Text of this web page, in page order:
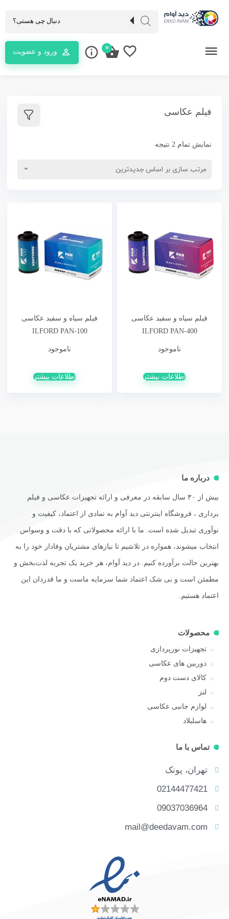
ورود و عضویت 0
فیلم عکاسی
نمایش تمام 2 نتیجه
فیلم سیاه و سفید عکاسی
ILFORD PAN-400
ناموجود
اطلاعات بیشتر
فیلم سیاه و سفید عکاسی
ILFORD PAN-100
ناموجود
اطلاعات بیشتر
درباره ما
بیش از ۳۰ سال سابقه در معرفی و ارائه تجهیزات عکاسی و فیلم
برداری ، فروشگاه اینترنتی دید آوام به نمادی از اعتماد، کیفیت و
نوآوری تبدیل شده است. ما با ارائه محصولاتی که با دقت و وسواس
انتخاب میشوند، همواره در تلاشیم تا نیازهای مشتریان وفادار خود را به
بهترین حالت برآورده کنیم. در دید آوام، هر خرید یک تجربه لذت‌بخش و
مطمئن است و بی شک اعتماد شما سرمایه ماست و ما قدردان این
اعتماد هستیم.
محصولات
تجهیزات نورپردازی
دوربین های عکاسی
کالای دست دوم
لنز
لوازم جانبی عکاسی
هاسلبلاد
تماس با ما
تهران، پونک
02144477421
09037036964
mail@deedavam.com